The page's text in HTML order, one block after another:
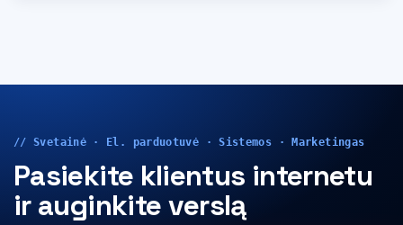
// Svetainė · El. parduotuvė · Sistemos · Marketingas
Pasiekite klientus internetu
ir auginkite verslą